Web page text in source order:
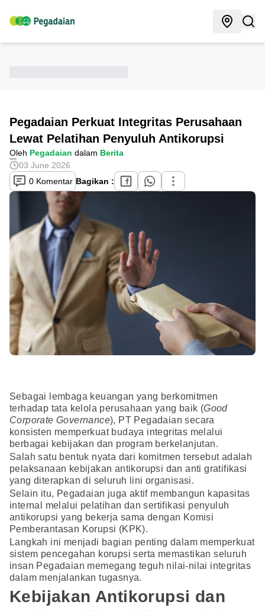
Pegadaian Perkuat Integritas Perusahaan
Lewat Pelatihan Penyuluh Antikorupsi
Oleh Pegadaian dalam Berita
03 June 2026
0 Komentar Bagikan :
Sebagai lembaga keuangan yang berkomitmen
terhadap tata kelola perusahaan yang baik (Good
Corporate Governance), PT Pegadaian secara
konsisten memperkuat budaya integritas melalui
berbagai kebijakan dan program berkelanjutan.
Salah satu bentuk nyata dari komitmen tersebut adalah
pelaksanaan kebijakan antikorupsi dan anti gratifikasi
yang diterapkan di seluruh lini organisasi.
Selain itu, Pegadaian juga aktif membangun kapasitas
internal melalui pelatihan dan sertifikasi penyuluh
antikorupsi yang bekerja sama dengan Komisi
Pemberantasan Korupsi (KPK).
Langkah ini menjadi bagian penting dalam memperkuat
sistem pencegahan korupsi serta memastikan seluruh
insan Pegadaian memegang teguh nilai-nilai integritas
dalam menjalankan tugasnya.
Kebijakan Antikorupsi dan